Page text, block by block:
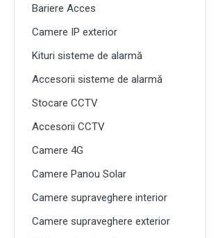
Bariere Acces
Camere IP exterior
Kituri sisteme de alarmă
Accesorii sisteme de alarmă
Stocare CCTV
Accesorii CCTV
Camere 4G
Camere Panou Solar
Camere supraveghere interior
Camere supraveghere exterior